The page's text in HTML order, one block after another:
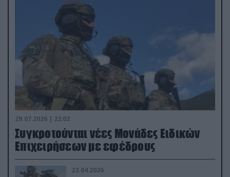
29.07.2026 | 22:02
Συγκροτούνται νέες Μονάδες Ειδικών
Επιχειρήσεων με εφέδρους
23.04.2026